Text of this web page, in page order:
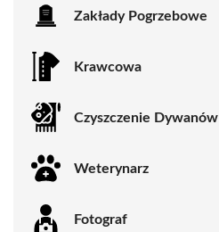
Zakłady Pogrzebowe
Krawcowa
Czyszczenie Dywanów
Weterynarz
Fotograf